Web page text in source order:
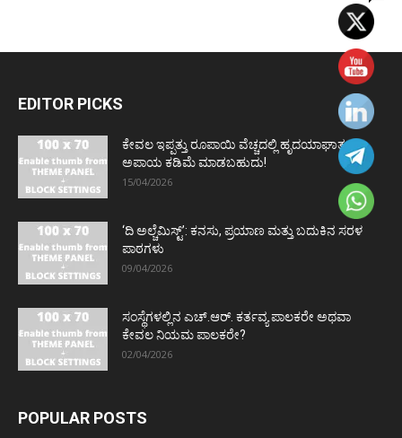
EDITOR PICKS
ಕೇವಲ ಇಪ್ಪತ್ತು ರೂಪಾಯಿ ವೆಚ್ಚದಲ್ಲಿ ಹೃದಯಾಘಾತದ
ಅಪಾಯ ಕಡಿಮೆ ಮಾಡಬಹುದು!
15/04/2026
‘ದಿ ಅಲ್ಚೆಮಿಸ್ಟ್’: ಕನಸು, ಪ್ರಯಾಣ ಮತ್ತು ಬದುಕಿನ ಸರಳ
ಪಾಠಗಳು
09/04/2026
ಸಂಸ್ಥೆಗಳಲ್ಲಿನ ಎಚ್.ಆರ್. ಕರ್ತವ್ಯ ಪಾಲಕರೇ ಅಥವಾ
ಕೇವಲ ನಿಯಮ ಪಾಲಕರೇ?
02/04/2026
POPULAR POSTS